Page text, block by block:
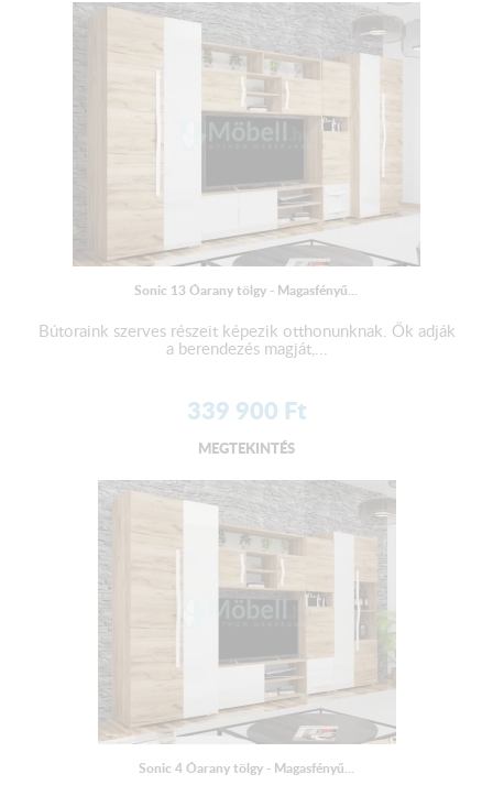
Sonic 13 Óarany tölgy - Magasfényű...
Bútoraink szerves részeit képezik otthonunknak. Ők adják
a berendezés magját,...
339 900 Ft
MEGTEKINTÉS
Sonic 4 Óarany tölgy - Magasfényű...